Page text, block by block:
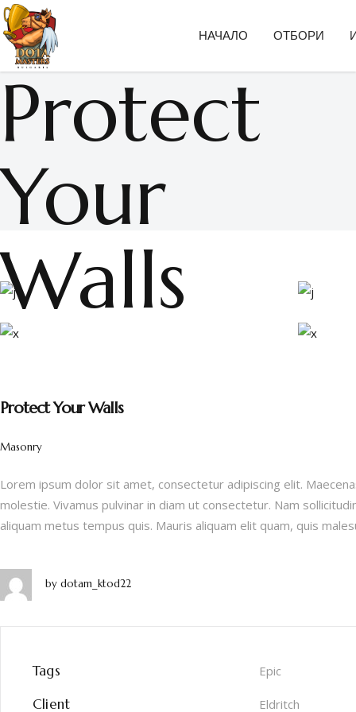
НАЧАЛО ОТБОРИ
Protect
Your
Walls
Protect Your Walls
Masonry
Lorem ipsum dolor sit amet, consectetur adipiscing elit.
molestie. Vivamus pulvinar in diam ut consectetur. Nam
aliquam metus tempus quis. Mauris aliquam elit quam, quis
by dotam_ktod22
Tags Epic
Client Eldritch